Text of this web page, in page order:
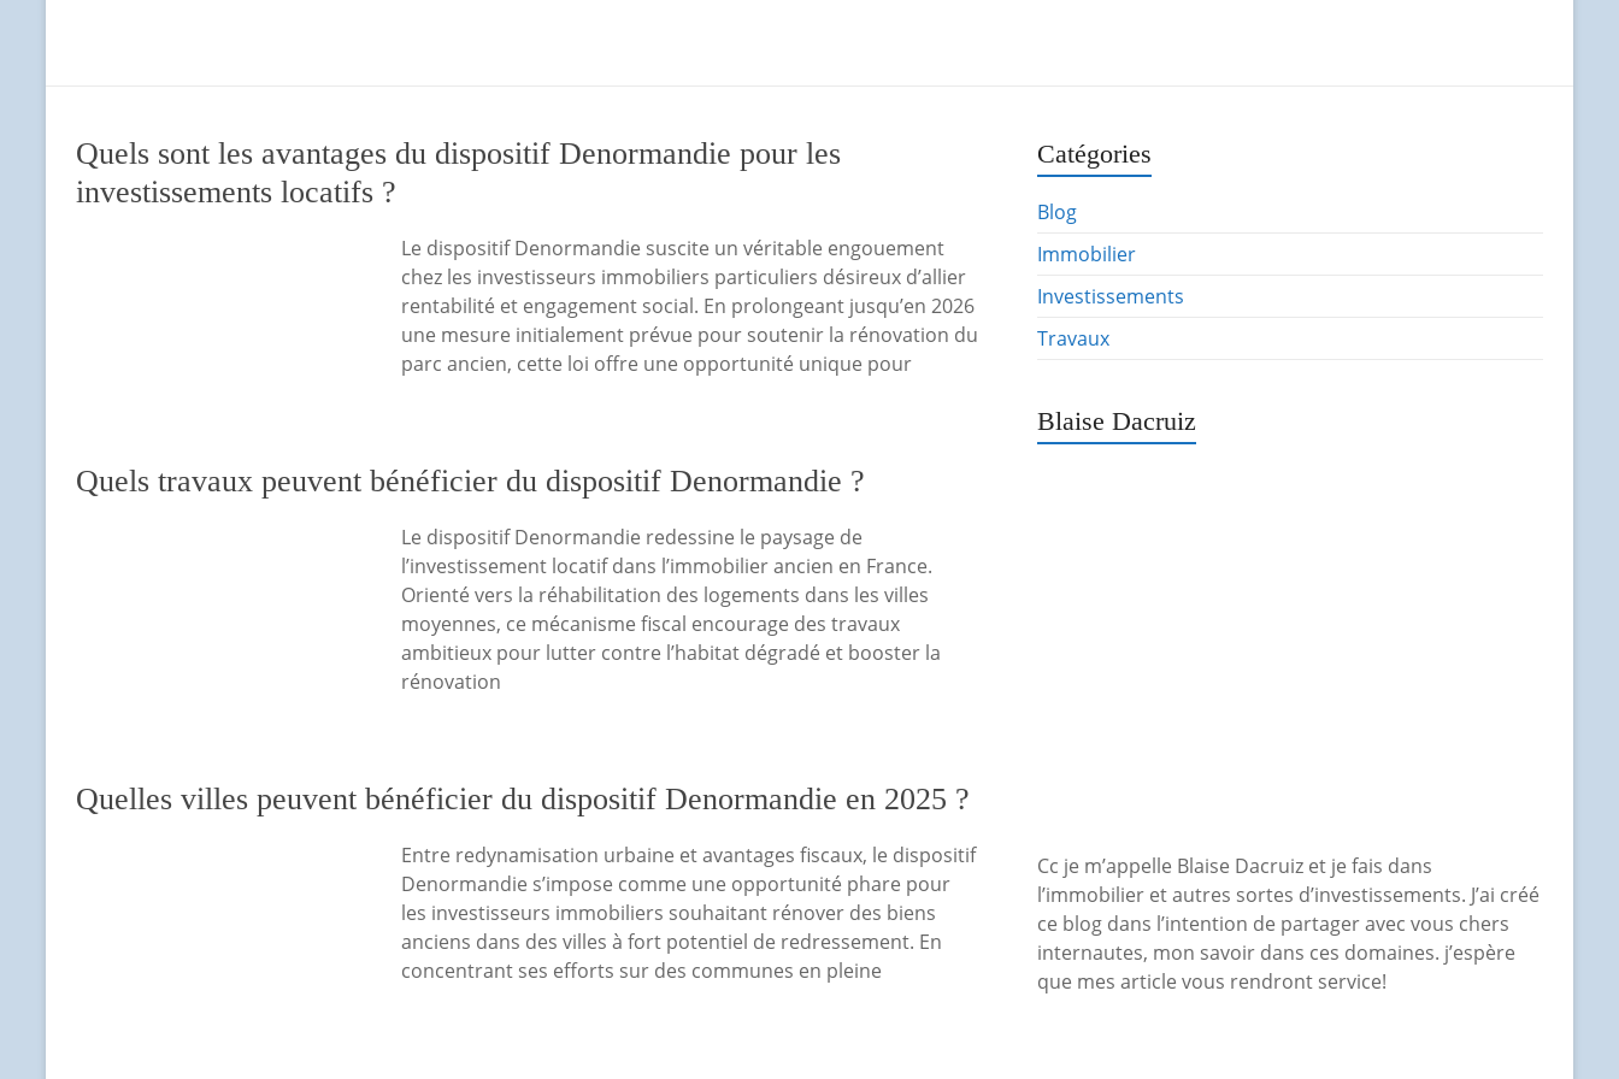
Quels sont les avantages du dispositif Denormandie pour les
investissements locatifs ?
Le dispositif Denormandie suscite un véritable engouement
chez les investisseurs immobiliers particuliers désireux d’allier
rentabilité et engagement social. En prolongeant jusqu’en 2026
une mesure initialement prévue pour soutenir la rénovation du
parc ancien, cette loi offre une opportunité unique pour
Quels travaux peuvent bénéficier du dispositif Denormandie ?
Le dispositif Denormandie redessine le paysage de
l’investissement locatif dans l’immobilier ancien en France.
Orienté vers la réhabilitation des logements dans les villes
moyennes, ce mécanisme fiscal encourage des travaux
ambitieux pour lutter contre l’habitat dégradé et booster la
rénovation
Quelles villes peuvent bénéficier du dispositif Denormandie en 2025 ?
Entre redynamisation urbaine et avantages fiscaux, le dispositif
Denormandie s’impose comme une opportunité phare pour
les investisseurs immobiliers souhaitant rénover des biens
anciens dans des villes à fort potentiel de redressement. En
concentrant ses efforts sur des communes en pleine
Catégories
Blog
Immobilier
Investissements
Travaux
Blaise Dacruiz
Cc je m’appelle Blaise Dacruiz et je fais dans
l’immobilier et autres sortes d’investissements. J’ai créé
ce blog dans l’intention de partager avec vous chers
internautes, mon savoir dans ces domaines. j’espère
que mes article vous rendront service!